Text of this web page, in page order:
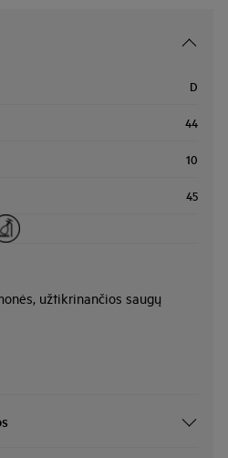
D
44
10
45
užtikrinančios saugų